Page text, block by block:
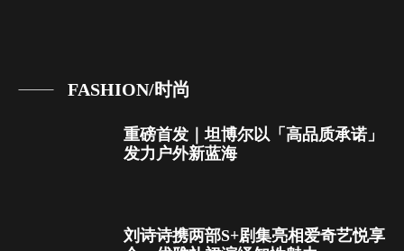
FASHION/时尚
重磅首发｜坦博尔以「高品质承诺」
发力户外新蓝海
刘诗诗携两部S+剧集亮相爱奇艺悦享